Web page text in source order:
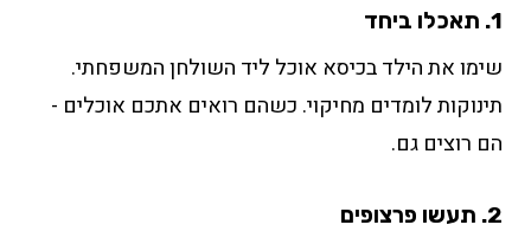
1. תאכלו ביחד
שימו את הילד בכיסא אוכל ליד השולחן המשפחתי.
תינוקות לומדים מחיקוי. כשהם רואים אתכם אוכלים -
הם רוצים גם.
2. תעשו פרצופים